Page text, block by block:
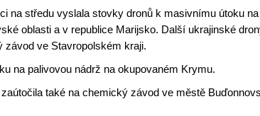
na středu vyslala stovky dronů k masivnímu útoku
oblasti a v republice Marijsko. Další ukrajinské
ve Stavropolském kraji.
na palivovou nádrž na okupovaném Krymu.
také na chemický závod ve městě